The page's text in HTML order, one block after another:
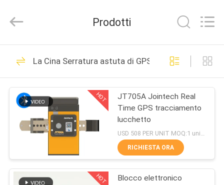
CASA
PRODOTTI
MOSTRA
CIRCA
Technology
Rights
GPS che segue
lucchetto
210
113
Prodotti
La Cina Serratura astuta di GPS
HOT
JT705A Jointech Real
Time GPS tracciamento
lucchetto
USD 508 PER UNIT MOQ:1 unità
RICHIESTA ORA
HOT
Blocco elettronico